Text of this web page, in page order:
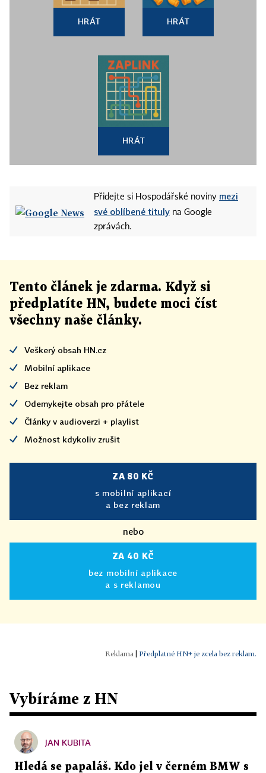
HRÁT HRÁT
HRÁT
Přidejte si Hospodářské noviny mezi
své oblíbené tituly na Google
zprávách.
Tento článek je zdarma. Když si
předplatíte HN, budete moci číst
všechny naše články.
Veškerý obsah HN.cz
Mobilní aplikace
Bez reklam
Odemykejte obsah pro přátele
Články v audioverzi + playlist
Možnost kdykoliv zrušit
ZA 80 KČ
s mobilní aplikací
a bez reklam
nebo
ZA 40 KČ
bez mobilní aplikace
a s reklamou
Předplatné HN+ je zcela bez reklam.
Vybíráme z HN
JAN KUBITA
Hledá se papaláš. Kdo jel v černém BMW s